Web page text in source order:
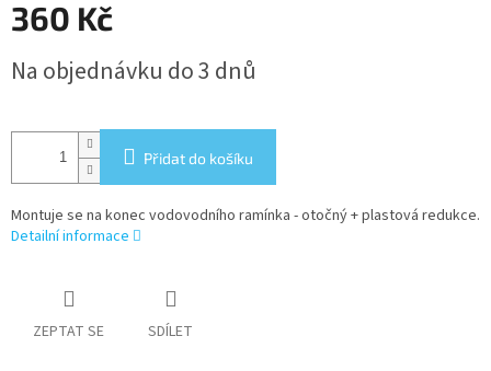
360 Kč
cena:
Na objednávku do 3 dnů
Přidat do košíku
Montuje se na konec vodovodního ramínka - otočný + plastová redukce.
Detailní informace
ZEPTAT SE SDÍLET